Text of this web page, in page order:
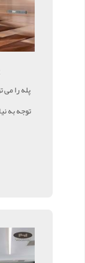
پله را
توجه به